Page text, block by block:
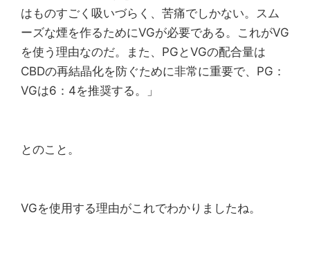
はものすごく吸いづらく、苦痛でしかない。スム
ーズな煙を作るためにVGが必要である。これがVG
を使う理由なのだ。また、PGとVGの配合量は
CBDの再結晶化を防ぐために非常に重要で、PG：
VGは6：4を推奨する。」
とのこと。
VGを使用する理由がこれでわかりましたね。